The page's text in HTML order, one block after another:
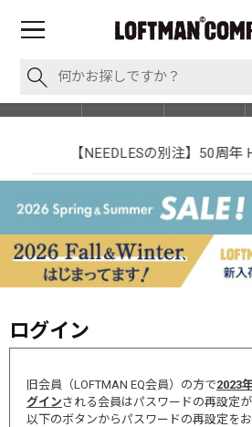
【NEEDLESの別注】50周年
ログイン
旧会員（LOFTMAN EQ会員）の方で2023
グインされる会員はパスワードの再設定が
以下のボタンからパスワードの再設定をお